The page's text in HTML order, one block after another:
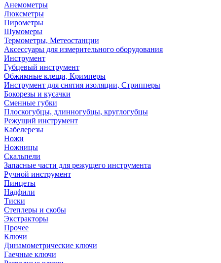
Анемометры
Люксметры
Пирометры
Шумомеры
Термометры, Метеостанции
Аксессуары для измерительного оборудования
Инструмент
Губцевый инструмент
Обжимные клещи, Кримперы
Инструмент для снятия изоляции, Стрипперы
Бокорезы и кусачки
Сменные губки
Плоскогубцы, длинногубцы, круглогубцы
Режущий инструмент
Кабелерезы
Ножи
Ножницы
Скальпели
Запасные части для режущего инструмента
Ручной инструмент
Пинцеты
Надфили
Тиски
Степлеры и скобы
Экстракторы
Прочее
Ключи
Динамометрические ключи
Гаечные ключи